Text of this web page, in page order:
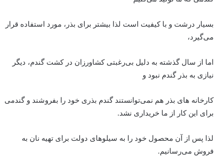
بسیار درشت و با کیفیت است لذا بیشتر برای بذر، مورد استفاده قرار
می‌گیرد،
اما از سال گذشته به دلیل بی‌رغبتی کشاورزان در کشت گندم، دیگر
نیازی به بذر گندم نبود و
کارخانه های بذر هم نمی‌توانستند گندم بذری خود را بفروشند و گندمی
برای این کار از ما خریداری نشد.
لذا پس از آن محصول خود را به سیلو‌های دولت برای تهیه نان به
فروش می‌رسانیم.